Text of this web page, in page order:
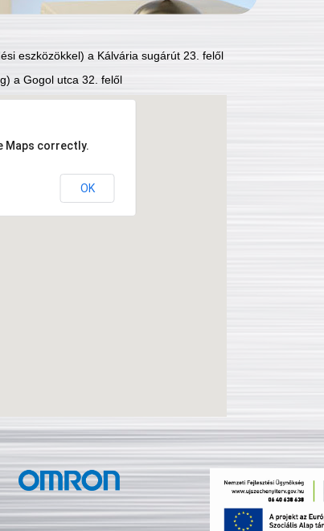
eszközökkel) a Kálvária sugárút 23. felől
a Gogol utca 32. felől
Maps correctly.
OK